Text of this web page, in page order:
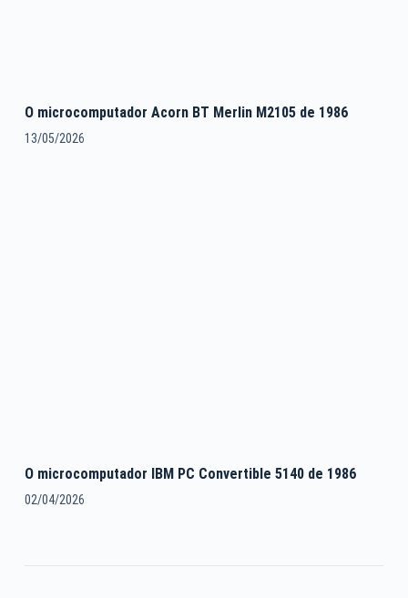
O microcomputador Acorn BT Merlin M2105 de 1986
13/05/2026
O microcomputador IBM PC Convertible 5140 de 1986
02/04/2026